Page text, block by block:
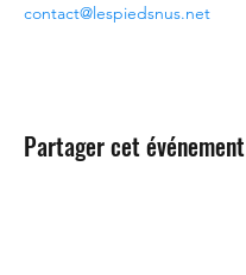
contact@lespiedsnus.net
Partager cet événement